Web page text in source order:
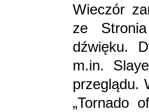
Wieczór
ze
dźwięku.
m.in.
przeglądu.
„Tornado